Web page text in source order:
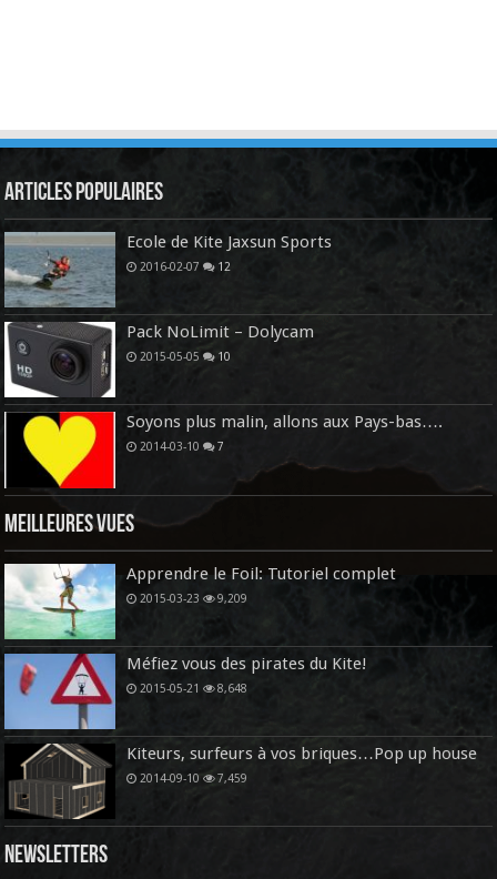
Articles Populaires
Ecole de Kite Jaxsun Sports
2016-02-07 12
Pack NoLimit – Dolycam
2015-05-05 10
Soyons plus malin, allons aux Pays-bas….
2014-03-10 7
Meilleures vues
Apprendre le Foil: Tutoriel complet
2015-03-23 9,209
Méfiez vous des pirates du Kite!
2015-05-21 8,648
Kiteurs, surfeurs à vos briques…Pop up house
2014-09-10 7,459
Newsletters